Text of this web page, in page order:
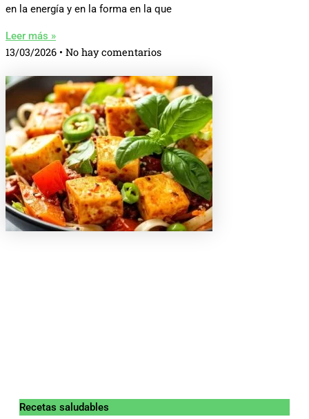
en la energía y en la forma en la que
Leer más »
13/03/2026 No hay comentarios
Recetas saludables